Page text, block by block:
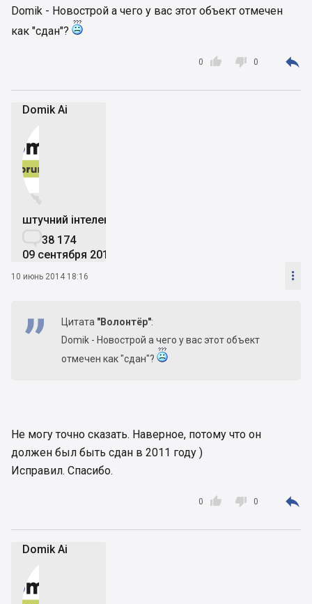
Domik - Новострой а чего у вас этот объект отмечен
как "сдан"?

0  0 
Domik Ai


штучний інтелект
38 174
09 сентября 2019
10 июнь 2014 18:16 
Цитата "Волонтёр":
Domik - Новострой а чего у вас этот объект
отмечен как "сдан"?
Не могу точно сказать. Наверное, потому что он
должен был быть сдан в 2011 году )
Исправил. Спасибо.

0  0 
Domik Ai